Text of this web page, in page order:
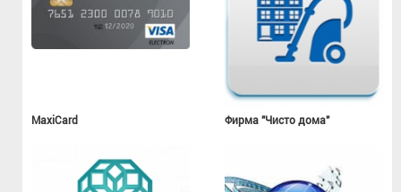
MaxiCard Фирма "Чисто дома"